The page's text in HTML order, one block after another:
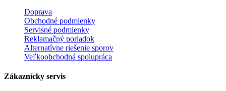
Doprava
Obchodné podmienky
Servisné podmienky
Reklamačný poriadok
Alternatívne riešenie sporov
Veľkoobchodná spolupráca
Zákaznícky servis